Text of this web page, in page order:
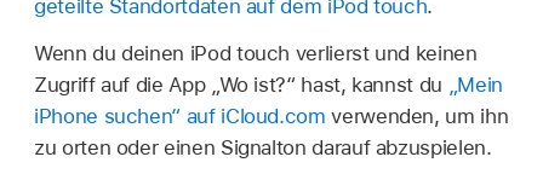
geteilte Standortdaten auf dem iPod touch.
Wenn du deinen iPod touch verlierst und keinen
Zugriff auf die App „Wo ist?“ hast, kannst du „Mein
iPhone suchen“ auf iCloud.com verwenden, um ihn
zu orten oder einen Signalton darauf abzuspielen.